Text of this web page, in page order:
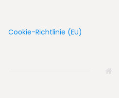
Cookie-Richtlinie (EU)